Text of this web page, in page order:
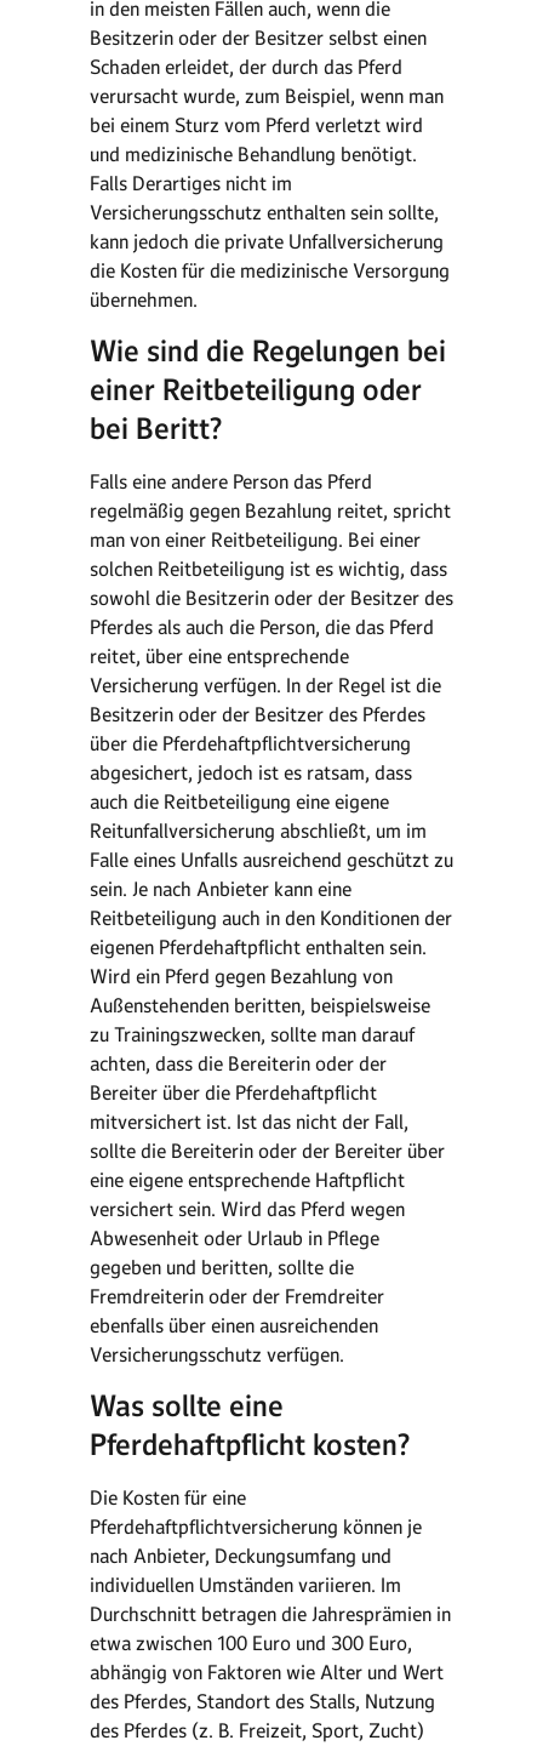
in den meisten Fällen auch, wenn die
Besitzerin oder der Besitzer selbst einen
Schaden erleidet, der durch das Pferd
verursacht wurde, zum Beispiel, wenn man
bei einem Sturz vom Pferd verletzt wird
und medizinische Behandlung benötigt.
Falls Derartiges nicht im
Versicherungsschutz enthalten sein sollte,
kann jedoch die private Unfallversicherung
die Kosten für die medizinische Versorgung
übernehmen.
Wie sind die Regelungen bei
einer Reitbeteiligung oder
bei Beritt?
Falls eine andere Person das Pferd
regelmäßig gegen Bezahlung reitet, spricht
man von einer Reitbeteiligung. Bei einer
solchen Reitbeteiligung ist es wichtig, dass
sowohl die Besitzerin oder der Besitzer des
Pferdes als auch die Person, die das Pferd
reitet, über eine entsprechende
Versicherung verfügen. In der Regel ist die
Besitzerin oder der Besitzer des Pferdes
über die Pferdehaftpflichtversicherung
abgesichert, jedoch ist es ratsam, dass
auch die Reitbeteiligung eine eigene
Reitunfallversicherung abschließt, um im
Falle eines Unfalls ausreichend geschützt zu
sein. Je nach Anbieter kann eine
Reitbeteiligung auch in den Konditionen der
eigenen Pferdehaftpflicht enthalten sein.
Wird ein Pferd gegen Bezahlung von
Außenstehenden beritten, beispielsweise
zu Trainingszwecken, sollte man darauf
achten, dass die Bereiterin oder der
Bereiter über die Pferdehaftpflicht
mitversichert ist. Ist das nicht der Fall,
sollte die Bereiterin oder der Bereiter über
eine eigene entsprechende Haftpflicht
versichert sein. Wird das Pferd wegen
Abwesenheit oder Urlaub in Pflege
gegeben und beritten, sollte die
Fremdreiterin oder der Fremdreiter
ebenfalls über einen ausreichenden
Versicherungsschutz verfügen.
Was sollte eine
Pferdehaftpflicht kosten?
Die Kosten für eine
Pferdehaftpflichtversicherung können je
nach Anbieter, Deckungsumfang und
individuellen Umständen variieren. Im
Durchschnitt betragen die Jahresprämien in
etwa zwischen 100 Euro und 300 Euro,
abhängig von Faktoren wie Alter und Wert
des Pferdes, Standort des Stalls, Nutzung
des Pferdes (z. B. Freizeit, Sport, Zucht)